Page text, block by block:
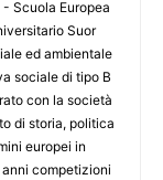
Scuola Europea
Suor
ed ambientale
sociale di tipo B
con la società
di storia, politica
europei in
competizioni